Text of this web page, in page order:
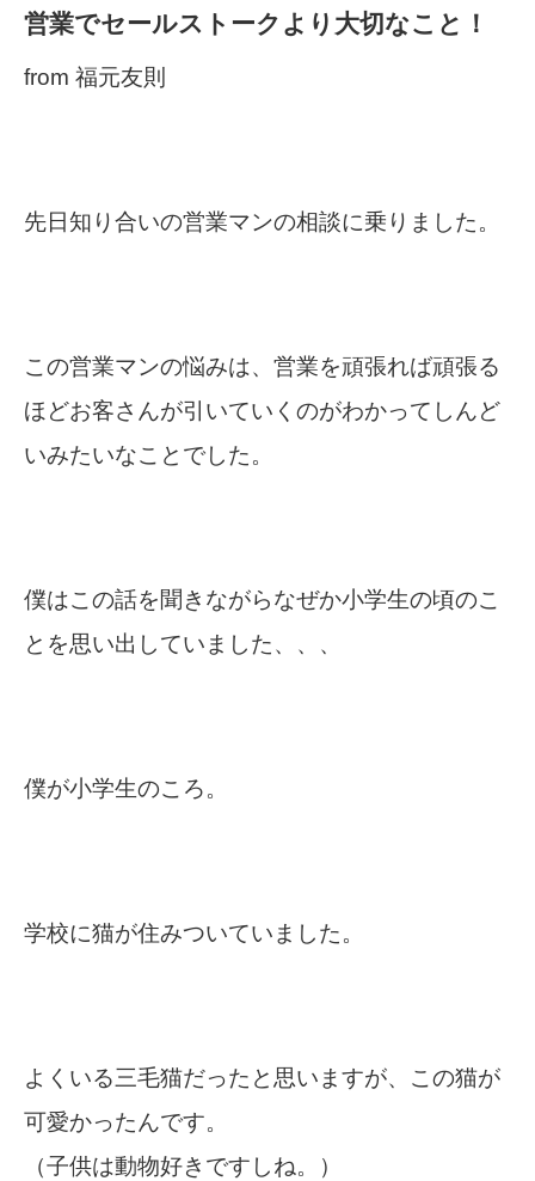
営業でセールストークより大切なこと！
from 福元友則
先日知り合いの営業マンの相談に乗りました。
この営業マンの悩みは、営業を頑張れば頑張る
ほどお客さんが引いていくのがわかってしんど
いみたいなことでした。
僕はこの話を聞きながらなぜか小学生の頃のこ
とを思い出していました、、、
僕が小学生のころ。
学校に猫が住みついていました。
よくいる三毛猫だったと思いますが、この猫が
可愛かったんです。
（子供は動物好きですしね。）